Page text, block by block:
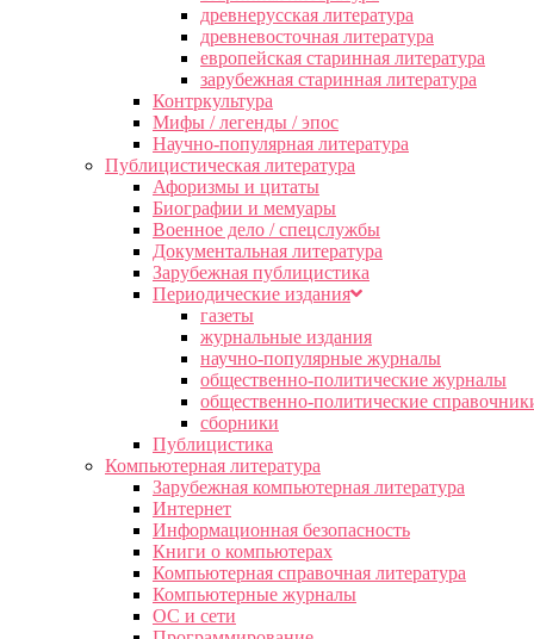
древнерусская литература
древневосточная литература
европейская старинная литература
зарубежная старинная литература
Контркультура
Мифы / легенды / эпос
Научно-популярная литература
Публицистическая литература
Афоризмы и цитаты
Биографии и мемуары
Военное дело / спецслужбы
Документальная литература
Зарубежная публицистика
Периодические издания
газеты
журнальные издания
научно-популярные журналы
общественно-политические журналы
общественно-политические
сборники
Публицистика
Компьютерная литература
Зарубежная компьютерная литература
Интернет
Информационная безопасность
Книги о компьютерах
Компьютерная справочная литература
Компьютерные журналы
ОС и сети